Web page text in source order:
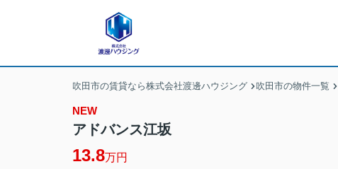
吹田市の賃貸なら株式会社渡邊ハウジング 吹田市の物件一覧
NEW
アドバンス江坂
13.8万円